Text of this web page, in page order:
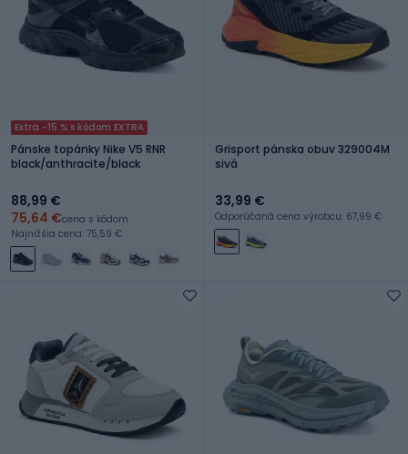
Extra -15 % s kódom EXTRA
Pánske topánky Nike V5 RNR
black/anthracite/black
88,99 €
75,64 €cena s kódom
Najnižšia cena: 75,59 €
Grisport pánska obuv 329004M
sivá
33,99 €
Odporúčaná cena výrobcu: 67,99 €